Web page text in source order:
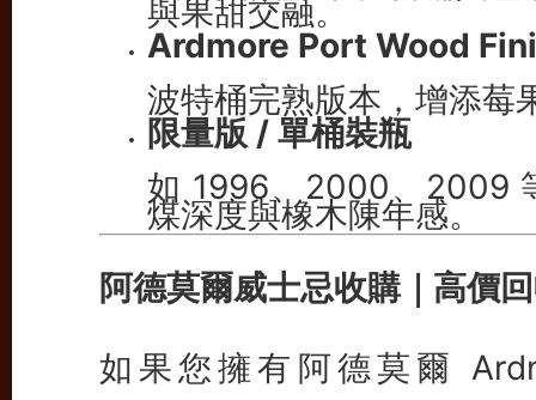
Ardmore Port Wood
波特桶完熟版本，增添莓
限量版 / 單桶裝瓶
如 1996、2000、2009
煤深度與橡木陳年感。
阿德莫爾威士忌收購｜高價
如果您擁有阿德莫爾